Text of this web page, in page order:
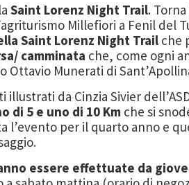
Saint Lorenz Night Trail.
Millefiori a Fenil del
Saint Lorenz Night Trail che
camminata che, come ogni
Ottavio Munerati di
da Cinzia Sivier
di 5 e uno di 10 Km che si
l’evento per il quarto anno e
essere effettuate da